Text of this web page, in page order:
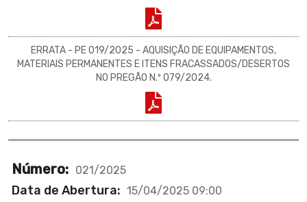
ERRATA - PE 019/2025 - AQUISIÇÃO DE EQUIPAMENTOS,
MATERIAIS PERMANENTES E ITENS FRACASSADOS/DESERTOS
NO PREGÃO N.º 079/2024.
Número: 021/2025
Data de Abertura: 15/04/2025 09:00